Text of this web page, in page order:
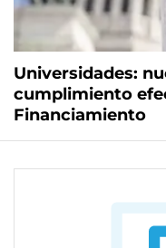
Universidades:
cumplimiento
Financiamiento